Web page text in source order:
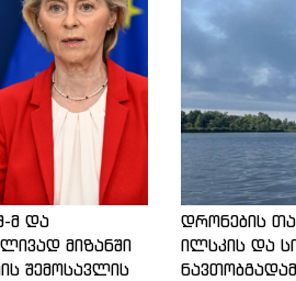
მ და
მიზანში
შემოსავლის
დრონების
ილსკის და